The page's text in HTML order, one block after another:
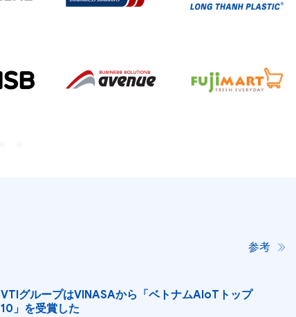
参考
VTIグループはVINASAから「ベトナムAIoTトップ
10」を受賞した